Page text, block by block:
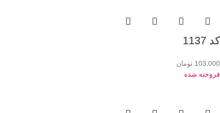
کد 1137
103,000 تومان
فروخته شده